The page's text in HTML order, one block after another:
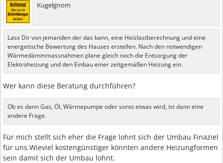
Kugelgnom
Lass Dir von jemanden der das kann, eine Heizlastberechnung und eine
energetische Bewertung des Hauses erstellen. Nach den notwendigen
Wärmedämmmassnahmen plane gleich noch die Entsorgung der
Elektroheizung und den Einbau einer zeitgemäßen Heizung ein.
Wer kann diese Beratung durchführen?
Ob es dann Gas, Öl, Wärmepumpe oder sonst etwas wird, ist dann eine
andere Frage.
Für mich stellt sich eher die Frage lohnt sich der Umbau Finaziel
für uns.Wieviel kostengünstiger könnten andere Heizungformen
sein damit sich der Umbau lohnt.